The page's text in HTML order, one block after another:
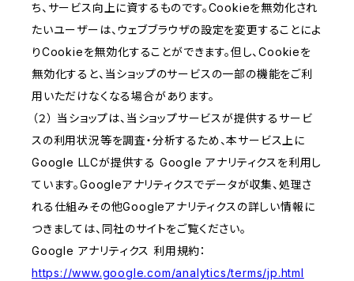
ち、サービス向上に資するものです。Cookieを無効化され
たいユーザーは、ウェブブラウザの設定を変更することによ
りCookieを無効化することができます。但し、Cookieを
無効化すると、当ショップのサービスの一部の機能をご利
用いただけなくなる場合があります。
（２） 当ショップは、当ショップサービスが提供するサービ
スの利用状況等を調査・分析するため、本サービス上に
Google LLCが提供する Google アナリティクスを利用し
ています。Googleアナリティクスでデータが収集、処理さ
れる仕組みその他Googleアナリティクスの詳しい情報に
つきましては、同社のサイトをご覧ください。
Google アナリティクス 利用規約：
https://www.google.com/analytics/terms/jp.html